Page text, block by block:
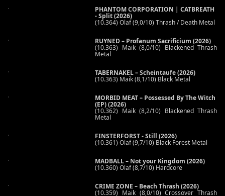
PHANTOM CORPORATION | CATBREATH
- Split (2026)
(10.364) Olaf (9,0/10) Thrash / Death Metal
RUYNED – Profanum Sacrificium (2026)
(10.363) Maik (8,0/10) Blackened Thrash
Metal
TABERNAKEL – Scheintaufe (2026)
(10.363) Maik (8,1/10) Black Metal
MORBID MEAT – Possessed By The Witch
(EP) (2026)
(10.362) Maik (8,2/10) Blackened Thrash
Metal
FINSTERFORST - Still (2026)
(10.361) Olaf (9,7/10) Black Forest Metal
MADBALL – Not your Kingdom (2026)
(10.360) Olaf (8,7/10) Hardcore
CRIME ZONE – Beach Thrash (2026)
(10.359) Maik (8,0/10) Crossover Thrash